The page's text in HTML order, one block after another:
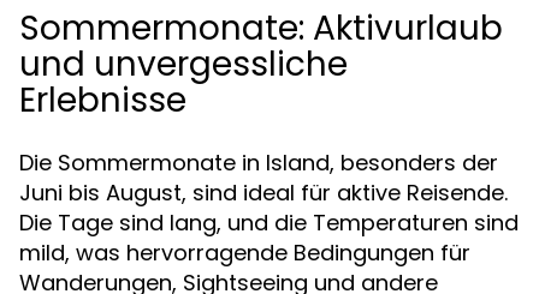
Sommermonate: Aktivurlaub
und unvergessliche
Erlebnisse
Die Sommermonate in Island, besonders der
Juni bis August, sind ideal für aktive Reisende.
Die Tage sind lang, und die Temperaturen sind
mild, was hervorragende Bedingungen für
Wanderungen, Sightseeing und andere